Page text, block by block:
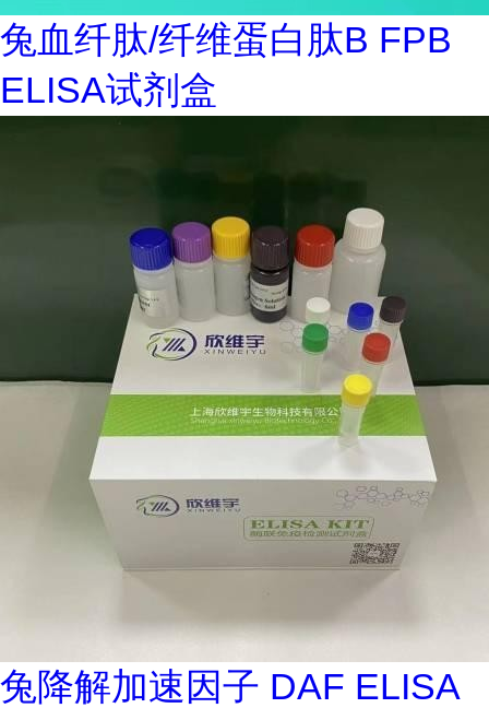
兔血纤肽/纤维蛋白肽B FPB
ELISA试剂盒
兔降解加速因子 DAF ELISA